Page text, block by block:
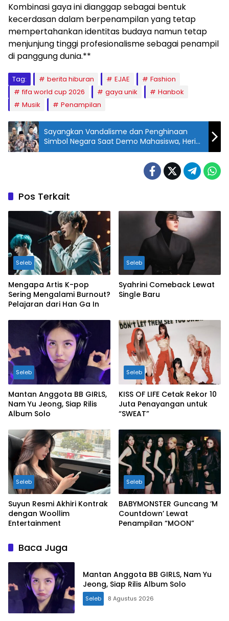
Kombinasi gaya ini dianggap sebagai bentuk
kecerdasan dalam berpenampilan yang tetap
mempertahankan identitas budaya namun tetap
menjunjung tinggi profesionalisme sebagai penampil
di panggung dunia.**
Tag: berita hiburan EJAE
Fashion
fifa world cup 2026
gaya unik
Hanbok
Musik
Penampilan
Sayangkan Vandalisme dan Penghinaan
Simbol Negara Saat Demo Mahasiswa, Heri
Gunawan: Kritik Harus Tetap Jaga Batas Etika
Pos Terkait
Seleb
Mengapa Artis K-pop
Sering Mengalami Burnout?
Pelajaran dari Han Ga In
Seleb
Syahrini Comeback Lewat
Single Baru
Seleb
Mantan Anggota BB GIRLS,
Nam Yu Jeong, Siap Rilis
Album Solo
Seleb
KISS OF LIFE Cetak Rekor 10
Juta Penayangan untuk
“SWEAT”
Seleb
Suyun Resmi Akhiri Kontrak
dengan Woollim
Entertainment
Seleb
BABYMONSTER Guncang ‘M
Countdown’ Lewat
Penampilan “MOON”
Baca Juga
Mantan Anggota BB GIRLS, Nam Yu
Jeong, Siap Rilis Album Solo
Seleb 8 Agustus 2026